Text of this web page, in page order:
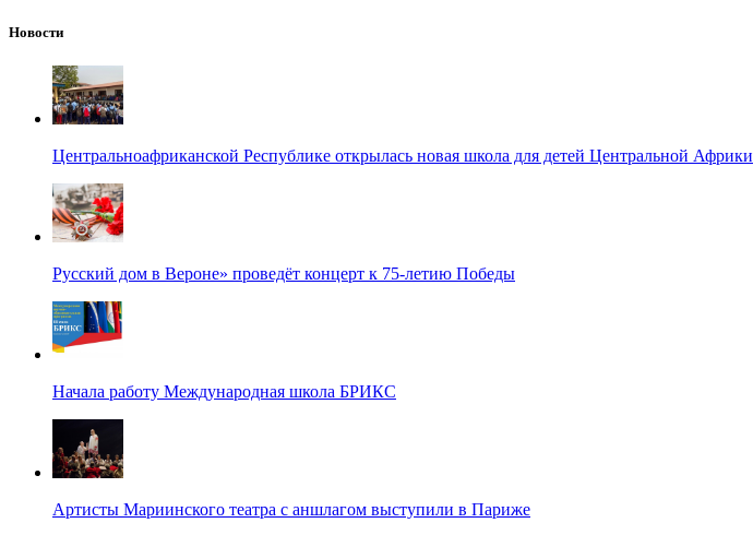
Новости
Центральноафриканской Республике открылась новая школа для детей Центральной Африки
Русский дом в Вероне» проведёт концерт к 75-летию Победы
Начала работу Международная школа БРИКС
Артисты Мариинского театра с аншлагом выступили в Париже